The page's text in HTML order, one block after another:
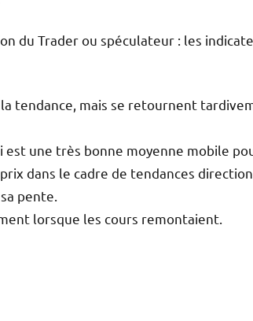
du Trader ou spéculateur : les
tendance, mais se retournent
une très bonne moyenne mobile
dans le cadre de tendances
pente.
lorsque les cours remontaient.